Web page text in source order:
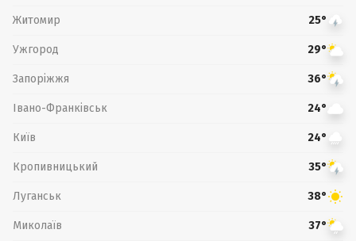
Житомир 25°
Ужгород 29°
Запоріжжя 36°
Івано-Франківськ 24°
Київ 24°
Кропивницький 35°
Луганськ 38°
Миколаїв 37°